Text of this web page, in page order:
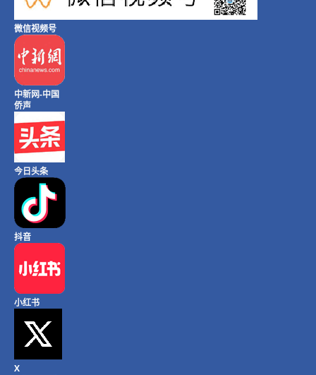
微信视频号
中新网-中国
侨声
今日头条
抖音
小红书
X